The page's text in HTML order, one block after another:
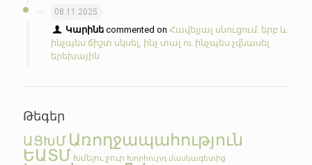
08.11.2025
Կարինե commented onՀավելյալ սնուցում. երբ և
ինչպես ճիշտ սկսել, ինչ տալ ու ինչպես չվնասել
երեխային
Թեգեր
ԱՑԽՄ Առողջապահություն
ԵԱՏՄ Խմելու ջուր Խորհուրդ մասնագետից